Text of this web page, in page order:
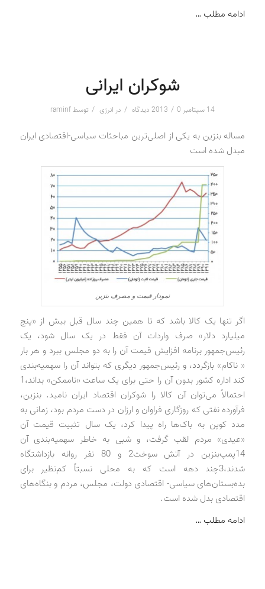
ادامه مطلب …
شوکران ایرانی
14 سپتامبر 2013 / 0 دیدگاه / در انرژی / توسط raminf
مساله بنزین به یکی از اصلی‌ترین مباحثات سیاسی-اقتصادی ایران
مبدل شده است
نمودار قیمت و مصرف بنزین
اگر تنها یک کالا باشد که تا همین چند سال قبل بیش از «پنج
میلیارد دلار» صرف واردات آن فقط در یک سال شود، یک
رئیس‌جمهور برنامه افزایش قیمت آن را به دو مجلس ببرد و هر بار
« ناکام» بازگردد، و رئیس‌جمهور دیگری که بتواند آن را سهمیه‌بندی
کند اداره کشور بدون آن را حتی برای یک ساعت «ناممکن» بداند،1
احتمالاً می‌توان آن کالا را شوکران اقتصاد ایران نامید. بنزین،
فرآورده نفتی که روزگاری فراوان و ارزان در دست مردم بود، زمانی به
مدد کوپن به باک‌ها راه پیدا کرد، یک سال تثبیت قیمت آن
«عیدی» مردم لقب گرفت، و شبی به خاطر سهمیه‌بندی آن
14پمپ‌بنزین در آتش سوخت2 و 80 نفر روانه بازداشتگاه
شدند،3چند‌ ‌دهه است که به محلی نسبتاً کم‌نظیر برای
بده‌بستان‌های سیاسی- اقتصادی دولت، مجلس، مردم و بنگاه‌های
اقتصادی بدل شده است.
ادامه مطلب …